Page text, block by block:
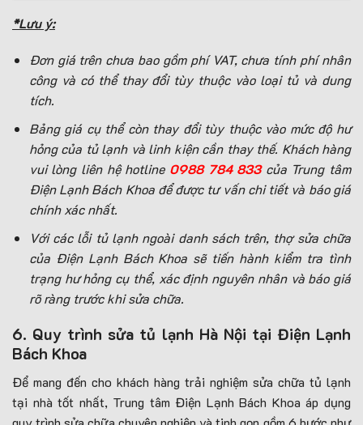
*Lưu ý:
Đơn giá trên chưa bao gồm phí VAT, chưa tính phí nhân
công và có thể thay đổi tùy thuộc vào loại tủ và dung
tích.
Bảng giá cụ thể còn thay đổi tùy thuộc vào mức độ hư
hỏng của tủ lạnh và linh kiện cần thay thế. Khách hàng
vui lòng liên hệ hotline 0988 784 833 của Trung tâm
Điện Lạnh Bách Khoa để được tư vấn chi tiết và báo giá
chính xác nhất.
Với các lỗi tủ lạnh ngoài danh sách trên, thợ sửa chữa
của Điện Lạnh Bách Khoa sẽ tiến hành kiểm tra tình
trạng hư hỏng cụ thể, xác định nguyên nhân và báo giá
rõ ràng trước khi sửa chữa.
6. Quy trình sửa tủ lạnh Hà Nội tại Điện Lạnh
Bách Khoa
Để mang đến cho khách hàng trải nghiệm sửa chữa tủ lạnh
tại nhà tốt nhất, Trung tâm Điện Lạnh Bách Khoa áp dụng